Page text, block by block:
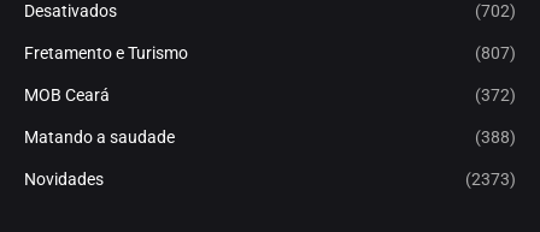
Desativados (702)
Fretamento e Turismo (807)
MOB Ceará (372)
Matando a saudade (388)
Novidades (2373)